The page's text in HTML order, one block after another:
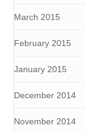
March 2015
February 2015
January 2015
December 2014
November 2014